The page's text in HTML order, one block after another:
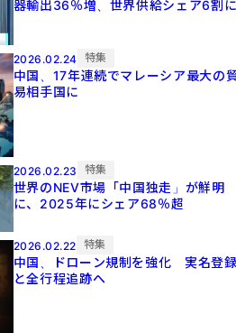
器輸出36％増、世界供給シェア6割
2026.02.24 特集
中国、17年連続でマレーシア最大の
易相手国に
2026.02.23 特集
世界のNEV市場「中国独走」が鮮明
に、2025年にシェア68％超
2026.02.22 特集
中国、ドローン規制を強化 実名登
と全行程追跡へ